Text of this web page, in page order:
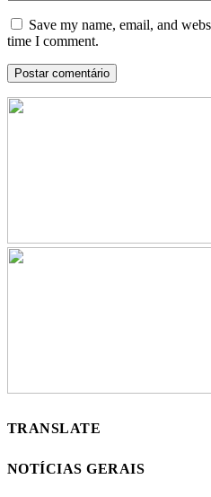
Save my name, email, and
time I comment.
TRANSLATE
NOTÍCIAS GERAIS